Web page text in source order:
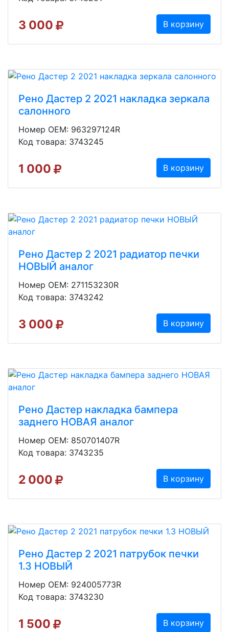
3 000 В корзину
Рено Дастер 2 2021 накладка зеркала
салонного
Номер OEM: 963297124R
Код товара: 3743245
1 000 В корзину
Рено Дастер 2 2021 радиатор печки
НОВЫЙ аналог
Номер OEM: 271153230R
Код товара: 3743242
3 000 В корзину
Рено Дастер накладка бампера
заднего НОВАЯ аналог
Номер OEM: 850701407R
Код товара: 3743235
2 000 В корзину
Рено Дастер 2 2021 патрубок печки
1.3 НОВЫЙ
Номер OEM: 924005773R
Код товара: 3743230
1 500 В корзину